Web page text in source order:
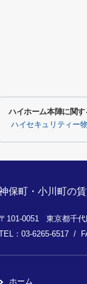
ハイホーム本陣に関
ハイセキュリティー
保町・小川町の
101-0051 東京都千代
：03-6265-6517 /
ホーム